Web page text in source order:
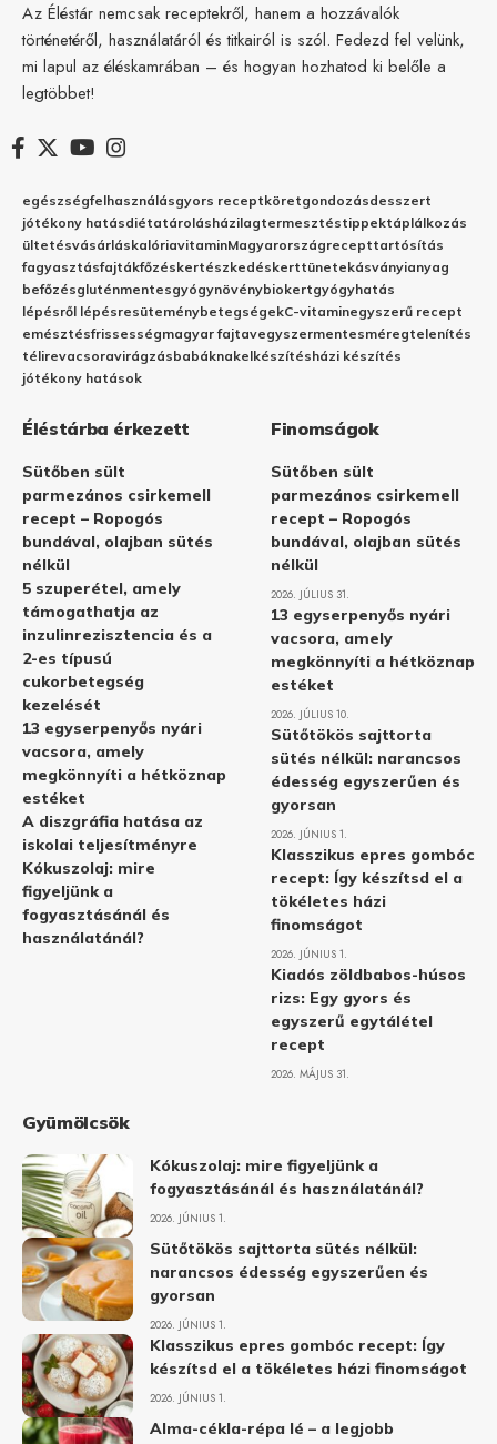
Az Éléstár nemcsak receptekről, hanem a hozzávalók
történetéről, használatáról és titkairól is szól. Fedezd fel velünk,
mi lapul az éléskamrában – és hogyan hozhatod ki belőle a
legtöbbet!
egészségfelhasználásgyors receptköretgondozásdesszert
jótékony hatásdiétatárolásházilagtermesztéstippektáplálkozás
ültetésvásárláskalóriavitaminMagyarországrecepttartósítás
fagyasztásfajtákfőzéskertészkedéskerttünetekásványianyag
befőzésgluténmentesgyógynövénybiokertgyógyhatás
lépésről lépésresüteménybetegségekC-vitaminegyszerű recept
emésztésfrissességmagyar fajtavegyszermentesméregtelenítés
télirevacsoravirágzásbabáknakelkészítésházi készítés
jótékony hatások
Éléstárba érkezett
Sütőben sült
parmezános csirkemell
recept – Ropogós
bundával, olajban sütés
nélkül
5 szuperétel, amely
támogathatja az
inzulinrezisztencia és a
2-es típusú
cukorbetegség
kezelését
13 egyserpenyős nyári
vacsora, amely
megkönnyíti a hétköznap
estéket
A diszgráfia hatása az
iskolai teljesítményre
Kókuszolaj: mire
figyeljünk a
fogyasztásánál és
használatánál?
Finomságok
Sütőben sült
parmezános csirkemell
recept – Ropogós
bundával, olajban sütés
nélkül
2026. JÚLIUS 31.
13 egyserpenyős nyári
vacsora, amely
megkönnyíti a hétköznap
estéket
2026. JÚLIUS 10.
Sütőtökös sajttorta
sütés nélkül: narancsos
édesség egyszerűen és
gyorsan
2026. JÚNIUS 1.
Klasszikus epres gombóc
recept: Így készítsd el a
tökéletes házi
finomságot
2026. JÚNIUS 1.
Kiadós zöldbabos-húsos
rizs: Egy gyors és
egyszerű egytálétel
recept
2026. MÁJUS 31.
Gyümölcsök
Kókuszolaj: mire figyeljünk a
fogyasztásánál és használatánál?
2026. JÚNIUS 1.
Sütőtökös sajttorta sütés nélkül:
narancsos édesség egyszerűen és
gyorsan
2026. JÚNIUS 1.
Klasszikus epres gombóc recept: Így
készítsd el a tökéletes házi finomságot
2026. JÚNIUS 1.
Alma-cékla-répa lé – a legjobb